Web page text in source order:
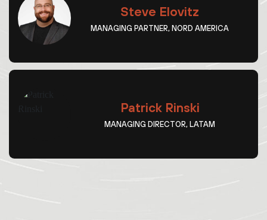
Steve Elovitz
MANAGING PARTNER, NORD AMERICA
Patrick Rinski
MANAGING DIRECTOR, LATAM